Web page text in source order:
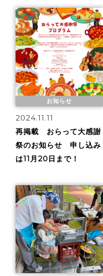
お知らせ
2024.11.11
再掲載 おらって大感謝
祭のお知らせ 申し込み
は11月20日まで！